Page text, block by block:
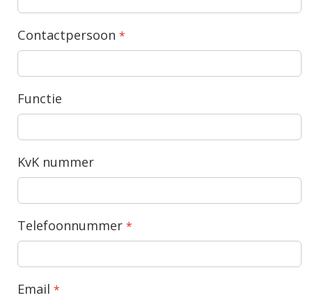
Contactpersoon
Functie
KvK nummer
Telefoonnummer
Email